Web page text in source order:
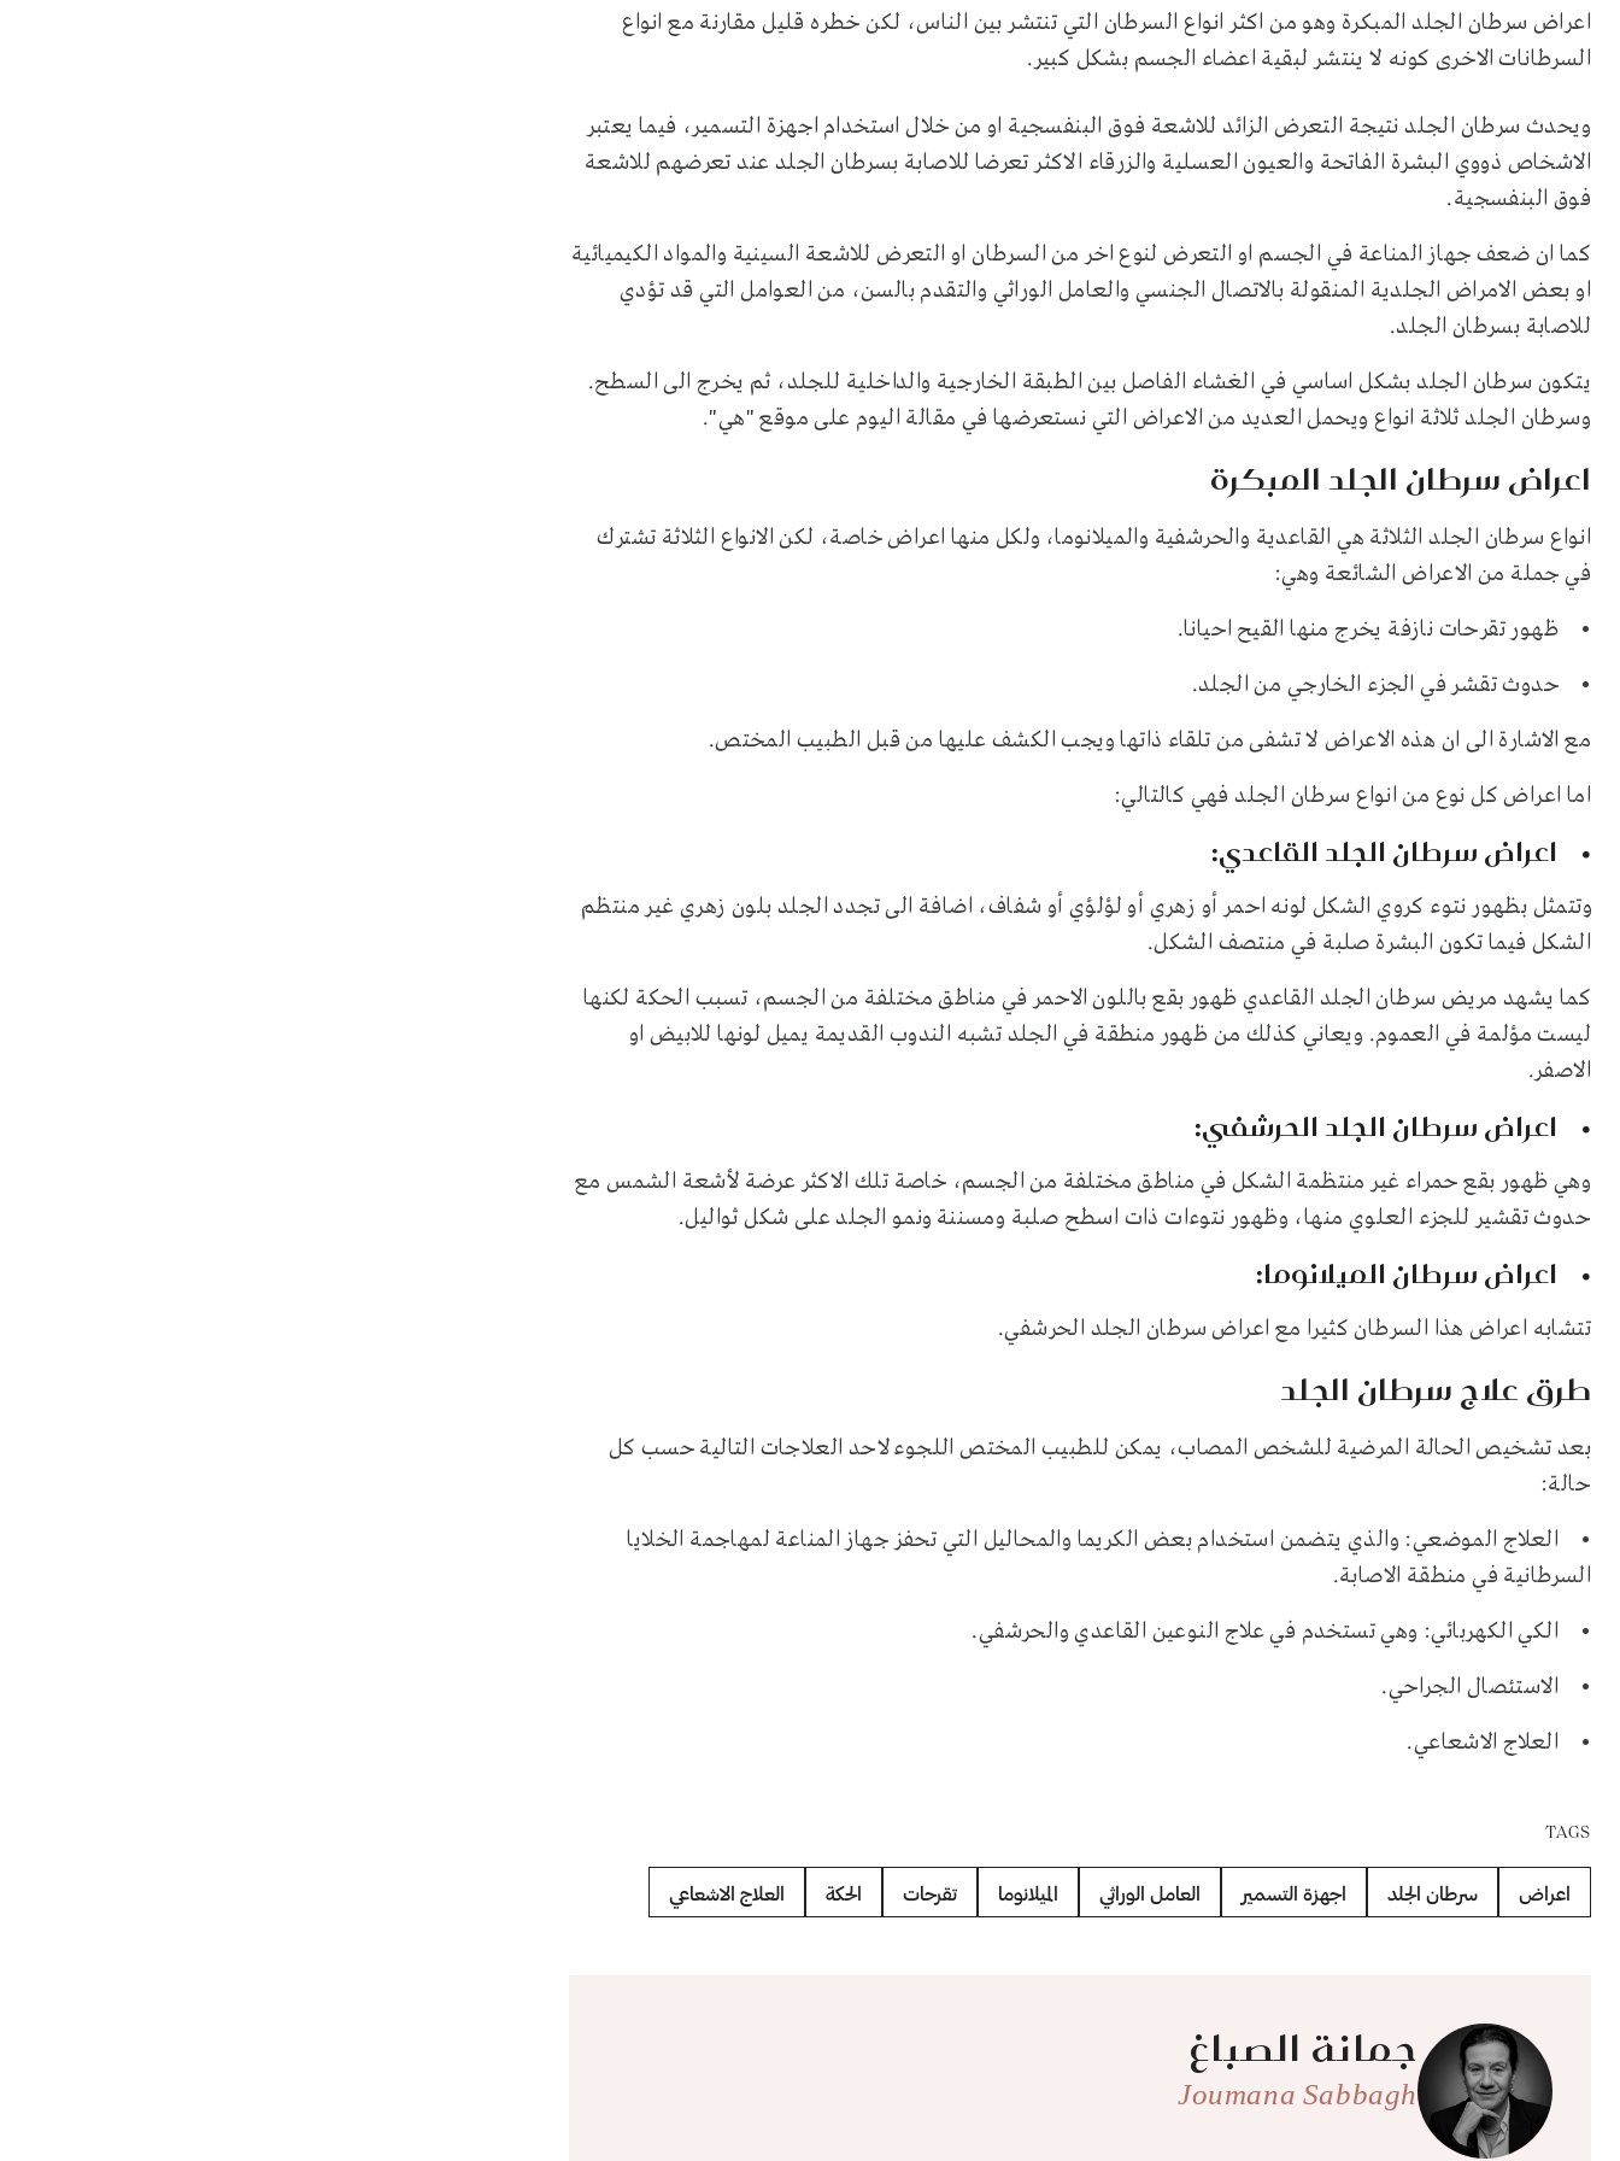
اعراض سرطان الجلد المبكرة وهو من اكثر انواع السرطان التي تنتشر بين الناس، لكن خطره قليل مقارنة مع انواع
السرطانات الاخرى كونه لا ينتشر لبقية اعضاء الجسم بشكل كبير.
ويحدث سرطان الجلد نتيجة التعرض الزائد للاشعة فوق البنفسجية او من خلال استخدام اجهزة التسمير، فيما يعتبر
الاشخاص ذووي البشرة الفاتحة والعيون العسلية والزرقاء الاكثر تعرضا للاصابة بسرطان الجلد عند تعرضهم للاشعة
فوق البنفسجية.
كما ان ضعف جهاز المناعة في الجسم او التعرض لنوع اخر من السرطان او التعرض للاشعة السينية والمواد الكيميائية
او بعض الامراض الجلدية المنقولة بالاتصال الجنسي والعامل الوراثي والتقدم بالسن، من العوامل التي قد تؤدي
للاصابة بسرطان الجلد.
يتكون سرطان الجلد بشكل اساسي في الغشاء الفاصل بين الطبقة الخارجية والداخلية للجلد، ثم يخرج الى السطح.
وسرطان الجلد ثلاثة انواع ويحمل العديد من الاعراض التي نستعرضها في مقالة اليوم على موقع "هي".
اعراض سرطان الجلد المبكرة
انواع سرطان الجلد الثلاثة هي القاعدية والحرشفية والميلانوما، ولكل منها اعراض خاصة، لكن الانواع الثلاثة تشترك
في جملة من الاعراض الشائعة وهي:
• ظهور تقرحات نازفة يخرج منها القيح احيانا.
• حدوث تقشر في الجزء الخارجي من الجلد.
مع الاشارة الى ان هذه الاعراض لا تشفى من تلقاء ذاتها ويجب الكشف عليها من قبل الطبيب المختص.
اما اعراض كل نوع من انواع سرطان الجلد فهي كالتالي:
• اعراض سرطان الجلد القاعدي:
وتتمثل بظهور نتوء كروي الشكل لونه احمر أو زهري أو لؤلؤي أو شفاف، اضافة الى تجدد الجلد بلون زهري غير منتظم
الشكل فيما تكون البشرة صلبة في منتصف الشكل.
كما يشهد مريض سرطان الجلد القاعدي ظهور بقع باللون الاحمر في مناطق مختلفة من الجسم، تسبب الحكة لكنها
ليست مؤلمة في العموم. ويعاني كذلك من ظهور منطقة في الجلد تشبه الندوب القديمة يميل لونها للابيض او
الاصفر.
• اعراض سرطان الجلد الحرشفي:
وهي ظهور بقع حمراء غير منتظمة الشكل في مناطق مختلفة من الجسم، خاصة تلك الاكثر عرضة لأشعة الشمس مع
حدوث تقشير للجزء العلوي منها، وظهور نتوءات ذات اسطح صلبة ومسننة ونمو الجلد على شكل ثواليل.
• اعراض سرطان الميلانوما:
تتشابه اعراض هذا السرطان كثيرا مع اعراض سرطان الجلد الحرشفي.
طرق علاج سرطان الجلد
بعد تشخيص الحالة المرضية للشخص المصاب، يمكن للطبيب المختص اللجوء لاحد العلاجات التالية حسب كل
حالة:
• العلاج الموضعي: والذي يتضمن استخدام بعض الكريما والمحاليل التي تحفز جهاز المناعة لمهاجمة الخلايا
السرطانية في منطقة الاصابة.
• الكي الكهربائي: وهي تستخدم في علاج النوعين القاعدي والحرشفي.
• الاستئصال الجراحي.
• العلاج الاشعاعي.
TAGS
اعراض سرطان الجلد اجهزة التسمير العامل الوراثي الميلانوما تقرحات الحكة العلاج الاشعاعي
جمانة الصباغ
Joumana Sabbagh